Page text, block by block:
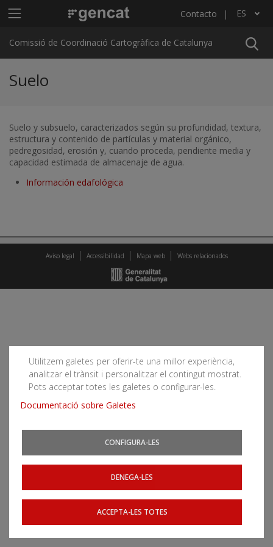
Menú principal C4 Contacto ES
Lista adicional de acciones
Comissió de Coordinació Cartogràfica de Catalunya
Suelo
Suelo y subsuelo, caracterizados según su profundidad, textura,
estructura y contenido de partículas y material orgánico,
pedregosidad, erosión y, cuando proceda, pendiente media y
capacidad estimada de almacenaje de agua.
Información edafológica
Utilitzem galetes per oferir-te una millor experiència,
analitzar el trànsit i personalitzar el contingut mostrat.
Pots acceptar totes les galetes o configurar-les.
Documentació sobre Galetes
CONFIGURA-LES
DENEGA-LES
ACCEPTA-LES TOTES
Aviso legal Accessibilidad Mapa web Webs relacionados